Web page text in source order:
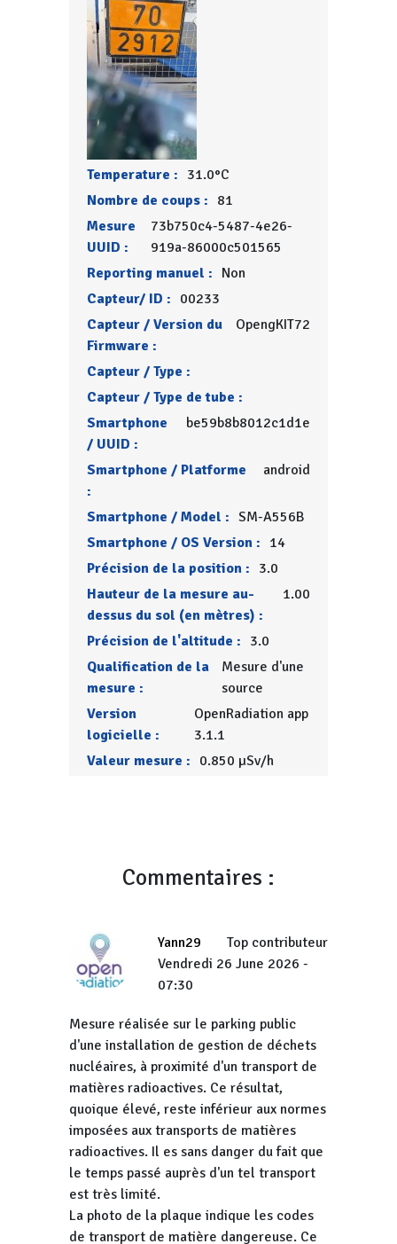
Temperature : 31.0°C
Nombre de coups : 81
Mesure
UUID :
73b750c4-5487-4e26-
919a-86000c501565
Reporting manuel : Non
Capteur/ ID : 00233
Capteur / Version du
Firmware :
OpengKIT72
Capteur / Type :
Capteur / Type de tube :
Smartphone
/ UUID :
be59b8b8012c1d1e
Smartphone / Platforme
:
android
Smartphone / Model : SM-A556B
Smartphone / OS Version : 14
Précision de la position : 3.0
Hauteur de la mesure au-
dessus du sol (en mètres) :
1.00
Précision de l'altitude : 3.0
Qualification de la
mesure :
Mesure d'une
source
Version
logicielle :
OpenRadiation app
3.1.1
Valeur mesure : 0.850 µSv/h
Commentaires :
Yann29
Top contributeur
Vendredi 26 June 2026 -
07:30
Mesure réalisée sur le parking public
d'une installation de gestion de déchets
nucléaires, à proximité d'un transport de
matières radioactives. Ce résultat,
quoique élevé, reste inférieur aux normes
imposées aux transports de matières
radioactives. Il es sans danger du fait que
le temps passé auprès d'un tel transport
est très limité.
La photo de la plaque indique les codes
de transport de matière dangereuse. Ce